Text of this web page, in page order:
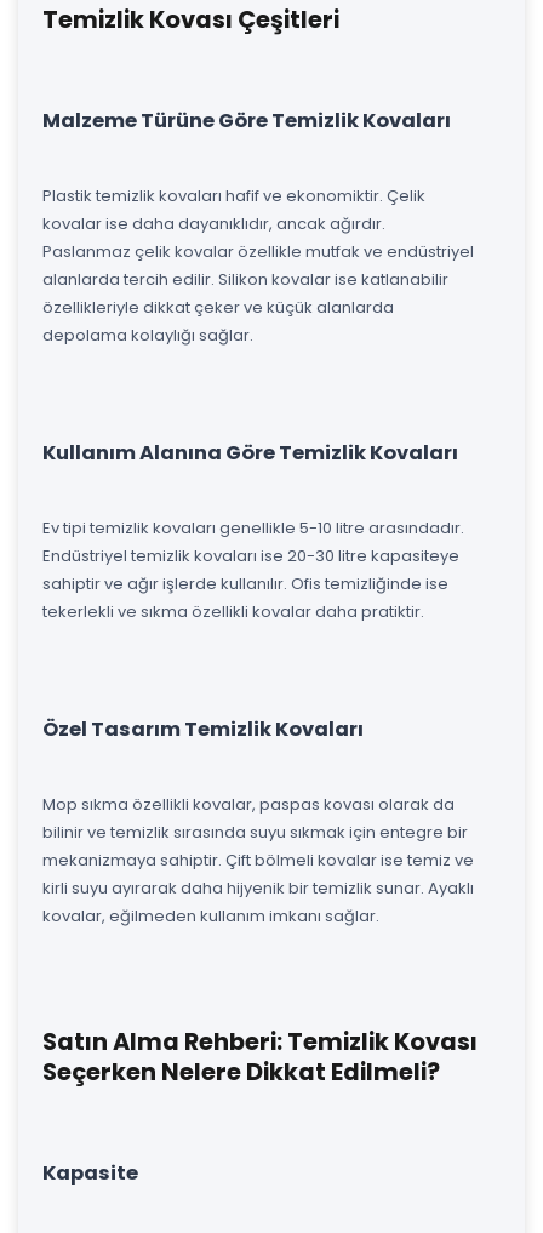
Temizlik Kovası Çeşitleri
Malzeme Türüne Göre Temizlik Kovaları
Plastik temizlik kovaları hafif ve ekonomiktir. Çelik
kovalar ise daha dayanıklıdır, ancak ağırdır.
Paslanmaz çelik kovalar özellikle mutfak ve endüstriyel
alanlarda tercih edilir. Silikon kovalar ise katlanabilir
özellikleriyle dikkat çeker ve küçük alanlarda
depolama kolaylığı sağlar.
Kullanım Alanına Göre Temizlik Kovaları
Ev tipi temizlik kovaları genellikle 5-10 litre arasındadır.
Endüstriyel temizlik kovaları ise 20-30 litre kapasiteye
sahiptir ve ağır işlerde kullanılır. Ofis temizliğinde ise
tekerlekli ve sıkma özellikli kovalar daha pratiktir.
Özel Tasarım Temizlik Kovaları
Mop sıkma özellikli kovalar, paspas kovası olarak da
bilinir ve temizlik sırasında suyu sıkmak için entegre bir
mekanizmaya sahiptir. Çift bölmeli kovalar ise temiz ve
kirli suyu ayırarak daha hijyenik bir temizlik sunar. Ayaklı
kovalar, eğilmeden kullanım imkanı sağlar.
Satın Alma Rehberi: Temizlik Kovası
Seçerken Nelere Dikkat Edilmeli?
Kapasite